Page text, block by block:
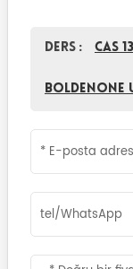
Ders : CAS
Boldenone